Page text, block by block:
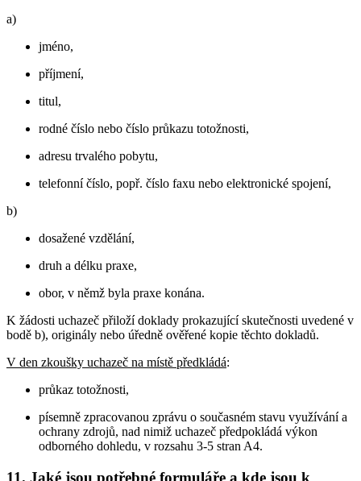
a)
jméno,
příjmení,
titul,
rodné číslo nebo číslo průkazu totožnosti,
adresu trvalého pobytu,
telefonní číslo, popř. číslo faxu nebo elektronické spojení,
b)
dosažené vzdělání,
druh a délku praxe,
obor, v němž byla praxe konána.
K žádosti uchazeč přiloží doklady prokazující skutečnosti uvedené v
bodě b), originály nebo úředně ověřené kopie těchto dokladů.
V den zkoušky uchazeč na místě předkládá:
průkaz totožnosti,
písemně zpracovanou zprávu o současném stavu využívání a
ochrany zdrojů, nad nimiž uchazeč předpokládá výkon
odborného dohledu, v rozsahu 3-5 stran A4.
11. Jaké jsou potřebné formuláře a kde jsou k